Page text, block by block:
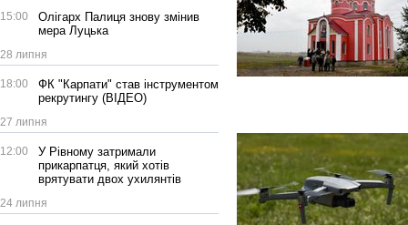
15:00
Олігарх Палиця знову змінив
мера Луцька
28 липня
18:00
ФК "Карпати" став інструментом
рекрутингу (ВІДЕО)
27 липня
12:00
У Рівному затримали
прикарпатця, який хотів
врятувати двох ухилянтів
24 липня